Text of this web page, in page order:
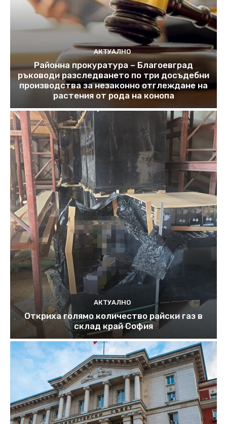
АКТУАЛНО
Районна прокуратура – Благоевград
ръководи разследването по три досъдебни
производства за незаконно отглеждане на
растения от рода на конопа
АКТУАЛНО
Откриха голямо количество райски газ в
склад край София